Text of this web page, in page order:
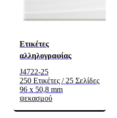
Ετικέτες
αλληλογραφίας
J4722-25
250 Ετικέτες / 25 Σελίδες
96 x 50,8 mm
ψεκασμού